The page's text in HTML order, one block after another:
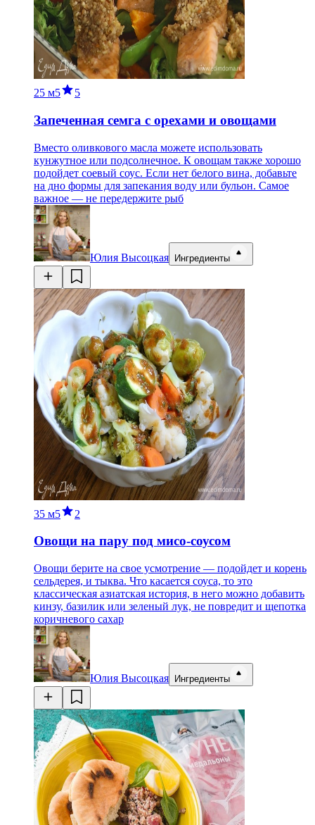
25 м5 5
Запеченная семга с орехами и овощами
Вместо оливкового масла можете использовать
кунжутное или подсолнечное. К овощам также хорошо
подойдет соевый соус. Если нет белого вина, добавьте
на дно формы для запекания воду или бульон. Самое
важное — не передержите рыб
Юлия Высоцкая Ингредиенты
35 м5 2
Овощи на пару под мисо-соусом
Овощи берите на свое усмотрение — подойдет и корень
сельдерея, и тыква. Что касается соуса, то это
классическая азиатская история, в него можно добавить
кинзу, базилик или зеленый лук, не повредит и щепотка
коричневого сахар
Юлия Высоцкая Ингредиенты